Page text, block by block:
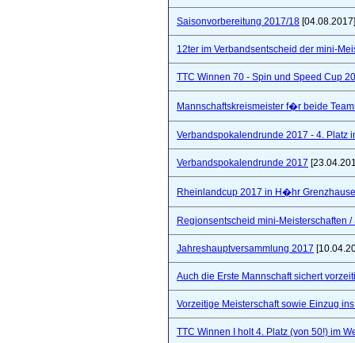
Saisonvorbereitung 2017/18 [04.08.2017]
12ter im Verbandsentscheid der mini-
TTC Winnen 70 - Spin und Speed Cup
Mannschaftskreismeister f�r beide
Verbandspokalendrunde 2017 - 4. Platz
Verbandspokalendrunde 2017
Rheinlandcup 2017 in H�hr
Regionsentscheid mini-Meisterschaften
Jahreshauptversammlung 2017
Auch die Erste Mannschaft sichert
Vorzeitige Meisterschaft sowie Einzug
TTC Winnen I holt 4. Platz (von 50!) im